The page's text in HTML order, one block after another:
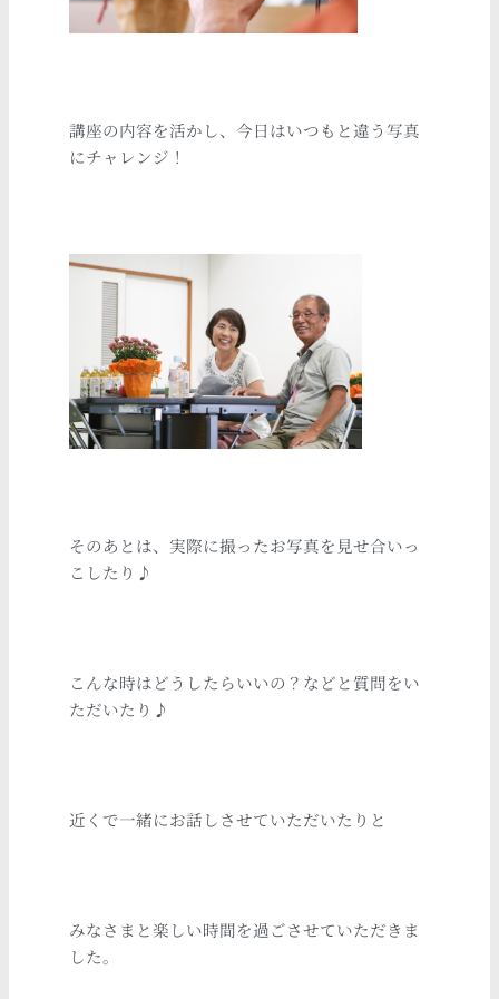
講座の内容を活かし、今日はいつもと違う写真
にチャレンジ！
そのあとは、実際に撮ったお写真を見せ合いっ
こしたり♪
こんな時はどうしたらいいの？などと質問をい
ただいたり♪
近くで一緒にお話しさせていただいたりと
みなさまと楽しい時間を過ごさせていただきま
した。